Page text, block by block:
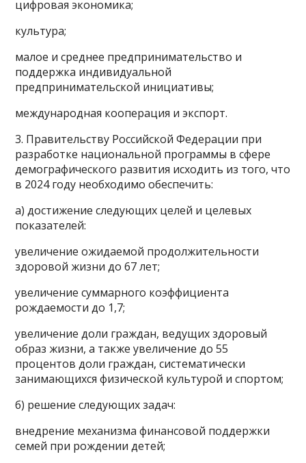
цифровая экономика;
культура;
малое и среднее предпринимательство и
поддержка индивидуальной
предпринимательской инициативы;
международная кооперация и экспорт.
3. Правительству Российской Федерации при
разработке национальной программы в сфере
демографического развития исходить из того, что
в 2024 году необходимо обеспечить:
а) достижение следующих целей и целевых
показателей:
увеличение ожидаемой продолжительности
здоровой жизни до 67 лет;
увеличение суммарного коэффициента
рождаемости до 1,7;
увеличение доли граждан, ведущих здоровый
образ жизни, а также увеличение до 55
процентов доли граждан, систематически
занимающихся физической культурой и спортом;
б) решение следующих задач:
внедрение механизма финансовой поддержки
семей при рождении детей;